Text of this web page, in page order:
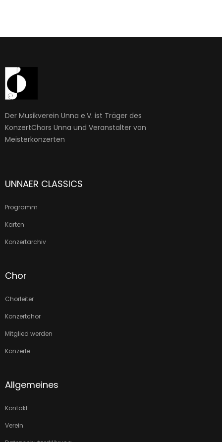
Der Musikverein Unna e.V. ist Träger des
KonzertChors Unna und Veranstalter von
Meisterkonzerten
UNNAER CLASSICS
Programm
Karten
Konzertarchiv
Chor
Chorleiter
Konzertchor
Mitglied werden
Konzerte
Allgemeines
Kontakt
Verein